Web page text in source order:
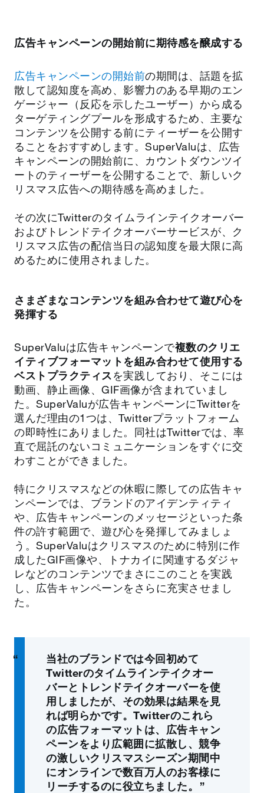
広告キャンペーンの開始前に期待感を醸成する
広告キャンペーンの開始前の期間は、話題を拡
散して認知度を高め、影響力のある早期のエン
ゲージャー（反応を示したユーザー）から成る
ターゲティングプールを形成するため、主要な
コンテンツを公開する前にティーザーを公開す
ることをおすすめします。SuperValuは、広告
キャンペーンの開始前に、カウントダウンツイ
ートのティーザーを公開することで、新しいク
リスマス広告への期待感を高めました。
その次にTwitterのタイムラインテイクオーバー
およびトレンドテイクオーバーサービスが、ク
リスマス広告の配信当日の認知度を最大限に高
めるために使用されました。
さまざまなコンテンツを組み合わせて遊び心を
発揮する
SuperValuは広告キャンペーンで複数のクリエ
イティブフォーマットを組み合わせて使用する
ベストプラクティスを実践しており、そこには
動画、静止画像、GIF画像が含まれていまし
た。SuperValuが広告キャンペーンにTwitterを
選んだ理由の1つは、Twitterプラットフォーム
の即時性にありました。同社はTwitterでは、率
直で屈託のないコミュニケーションをすぐに交
わすことができました。
特にクリスマスなどの休暇に際しての広告キャ
ンペーンでは、ブランドのアイデンティティ
や、広告キャンペーンのメッセージといった条
件の許す範囲で、遊び心を発揮してみましょ
う。SuperValuはクリスマスのために特別に作
成したGIF画像や、トナカイに関連するダジャ
レなどのコンテンツでまさにこのことを実践
し、広告キャンペーンをさらに充実させまし
た。
当社のブランドでは今回初めて
Twitterのタイムラインテイクオー
バーとトレンドテイクオーバーを使
用しましたが、その効果は結果を見
れば明らかです。Twitterのこれら
の広告フォーマットは、広告キャン
ペーンをより広範囲に拡散し、競争
の激しいクリスマスシーズン期間中
にオンラインで数百万人のお客様に
リーチするのに役立ちました。